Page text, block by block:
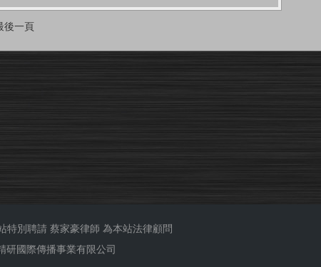
後一頁
特別聘請 蔡家豪律師 為本站法律顧問
研國際傳播事業有限公司